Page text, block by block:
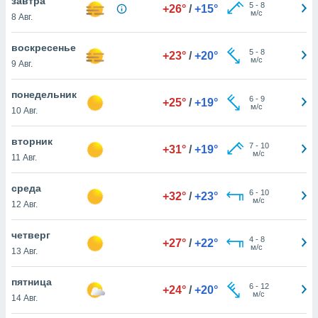
действия
на веб-
основе.
нашей
cookie
в
ВЫ
8 Авг.
+26° / +15° 5- 8
м/с
воскресенье
9 Авг.
+23° / +20° 5- 8
м/с
понедельник
10 Авг.
+25° / +19° 6- 9
м/с
вторник
11 Авг.
+31° / +19° 7- 10
м/с
среда
12 Авг.
+32° / +23° 6- 10
м/с
четверг
13 Авг.
+27° / +22° 4- 8
м/с
пятница
14 Авг.
+24° / +20° 6- 12
м/с